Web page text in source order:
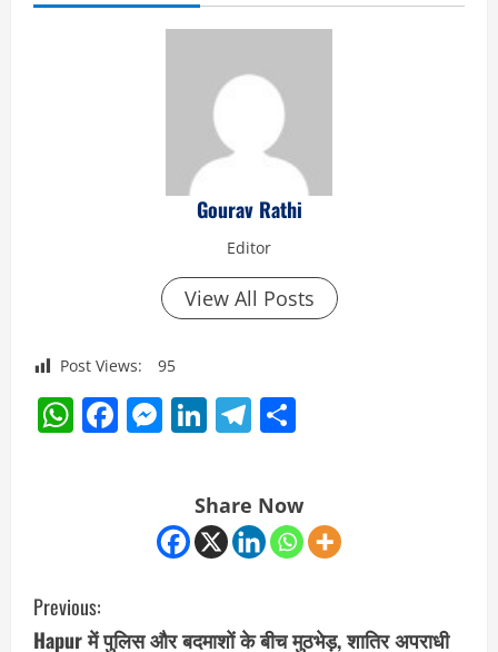
Gourav Rathi
Editor
View All Posts
Post Views: 95
WhatsApp
Facebook
Messenger
LinkedIn
Telegram
Share Now
C
o
Previous:
Hapur में पुलिस और बदमाशों के बीच मुठभेड़, शातिर अपराधी